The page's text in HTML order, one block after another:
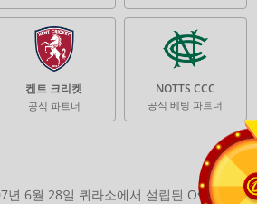
켄트 크리켓
공식 파트너
NOTTS CCC
공식 베팅 파트너
6월 28일 퀴라소에서 설립된 Osmila